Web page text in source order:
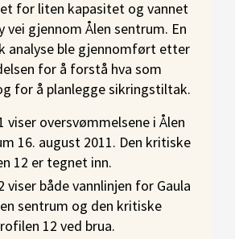
for liten kapasitet og vannet
vei gjennom Ålen sentrum. En
analyse ble gjennomført etter
for å forstå hva som
for å planlegge sikringstiltak.
viser oversvømmelsene i Ålen
16. august 2011. Den kritiske
12 er tegnet inn.
viser både vannlinjen for Gaula
sentrum og den kritiske
12 ved brua.